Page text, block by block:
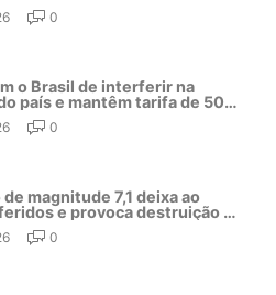
0
o Brasil de interferir na
país e mantêm tarifa de 50%
ano
0
magnitude 7,1 deixa ao
e provoca destruição no
0